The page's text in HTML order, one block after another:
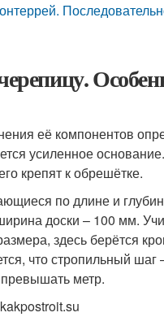
её компонентов
усиленное
крепят к обрешётке.
по длине и
доски – 100 мм.
здесь берётся
что стропильный
метр.